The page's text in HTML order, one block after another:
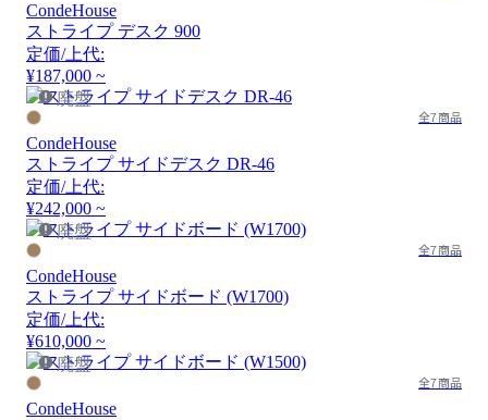
CondeHouse
ストライプ デスク 900
定価/上代:
¥187,000 ~
廃盤
全7商品
CondeHouse
ストライプ サイドデスク DR-46
定価/上代:
¥242,000 ~
廃盤
全7商品
CondeHouse
ストライプ サイドボード (W1700)
定価/上代:
¥610,000 ~
廃盤
全7商品
CondeHouse